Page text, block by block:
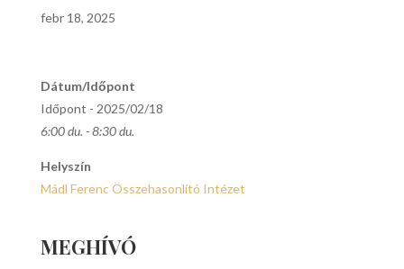
febr 18, 2025
Dátum/Időpont
Időpont - 2025/02/18
6:00 du. - 8:30 du.
Helyszín
Mádl Ferenc Összehasonlító Intézet
MEGHÍVÓ